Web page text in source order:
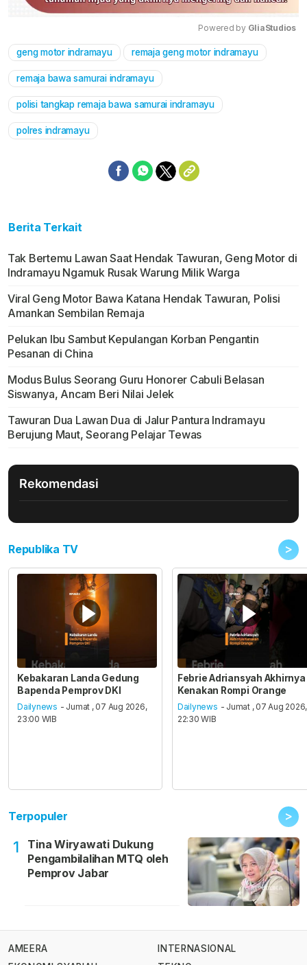
Mute
Powered by GliaStudios
geng motor indramayu remaja geng motor indramayu
remaja bawa samurai indramayu
polisi tangkap remaja bawa samurai indramayu
polres indramayu
Berita Terkait
Tak Bertemu Lawan Saat Hendak Tawuran, Geng Motor di
Indramayu Ngamuk Rusak Warung Milik Warga
Viral Geng Motor Bawa Katana Hendak Tawuran, Polisi
Amankan Sembilan Remaja
Pelukan Ibu Sambut Kepulangan Korban Pengantin
Pesanan di China
Modus Bulus Seorang Guru Honorer Cabuli Belasan
Siswanya, Ancam Beri Nilai Jelek
Tawuran Dua Lawan Dua di Jalur Pantura Indramayu
Berujung Maut, Seorang Pelajar Tewas
Rekomendasi
Republika TV >
Kebakaran Landa Gedung
Bapenda Pemprov DKI
Dailynews - Jumat , 07 Aug 2026,
23:00 WIB
Febrie Adriansyah Akhirnya
Kenakan Rompi Orange
Dailynews - Jumat , 07 Aug 2026,
22:30 WIB
Terpopuler >
1
Tina Wiryawati Dukung
Pengambilalihan MTQ oleh
Pemprov Jabar
AMEERA
INTERNASIONAL